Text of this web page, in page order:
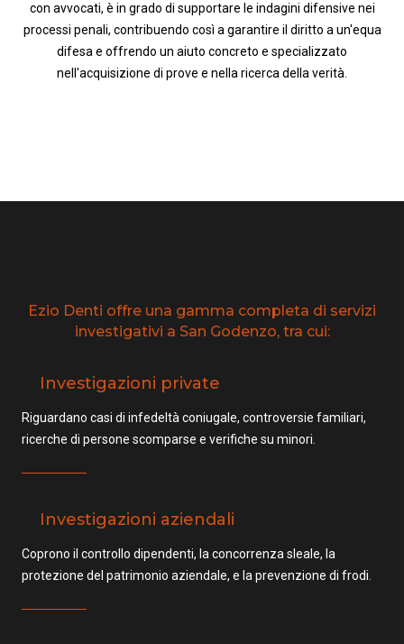
con avvocati, è in grado di supportare le indagini difensive nei
processi penali, contribuendo così a garantire il diritto a un'equa
difesa e offrendo un aiuto concreto e specializzato
nell'acquisizione di prove e nella ricerca della verità.
Ezio Denti offre una gamma completa di servizi
investigativi a San Godenzo, tra cui:
Investigazioni private
Riguardano casi di infedeltà coniugale, controversie familiari,
ricerche di persone scomparse e verifiche su minori.
Investigazioni aziendali
Coprono il controllo dipendenti, la concorrenza sleale, la
protezione del patrimonio aziendale, e la prevenzione di frodi.